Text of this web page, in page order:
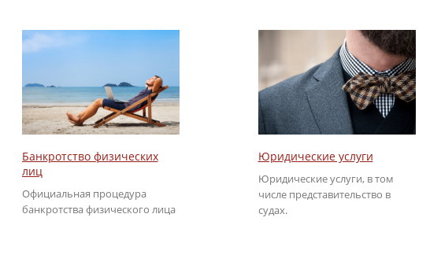
Банкротство физических
лиц
Официальная процедура
банкротства физического лица
Юридические услуги
Юридические услуги, в том
числе представительство в
судах.